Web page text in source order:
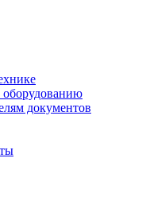
оборудованию
документов